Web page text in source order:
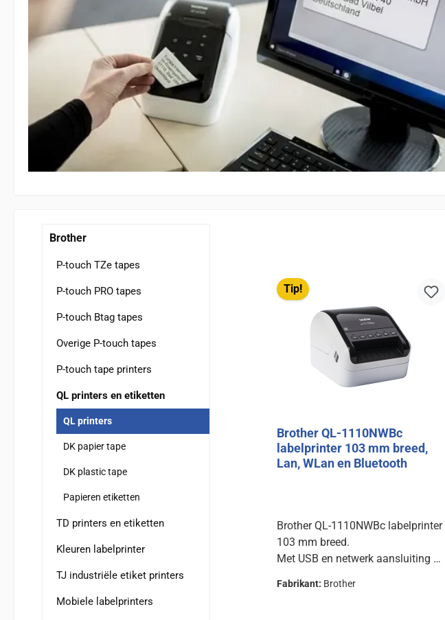
Brother
P-touch TZe tapes
P-touch PRO tapes
P-touch Btag tapes
Overige P-touch tapes
P-touch tape printers
QL printers en etiketten
QL printers
DK papier tape
DK plastic tape
Papieren etiketten
TD printers en etiketten
Kleuren labelprinter
TJ industriële etiket printers
Mobiele labelprinters
Tip!
Brother QL-1110NWBc
labelprinter 103 mm breed,
Lan, WLan en Bluetooth
Brother QL-1110NWBc labelprinter
103 mm breed.
Met USB en netwerk aansluiting en
Fabrikant: Brother